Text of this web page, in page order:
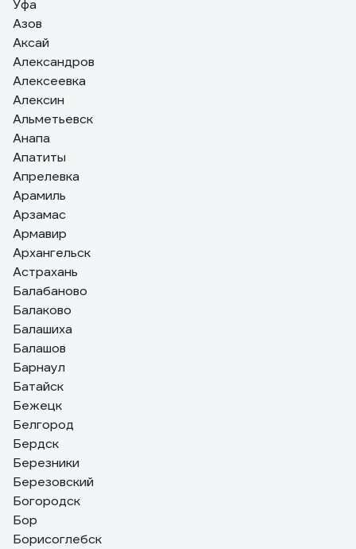
Уфа
Азов
Аксай
Александров
Алексеевка
Алексин
Альметьевск
Анапа
Апатиты
Апрелевка
Арамиль
Арзамас
Армавир
Архангельск
Астрахань
Балабаново
Балаково
Балашиха
Балашов
Барнаул
Батайск
Бежецк
Белгород
Бердск
Березники
Березовский
Богородск
Бор
Борисоглебск